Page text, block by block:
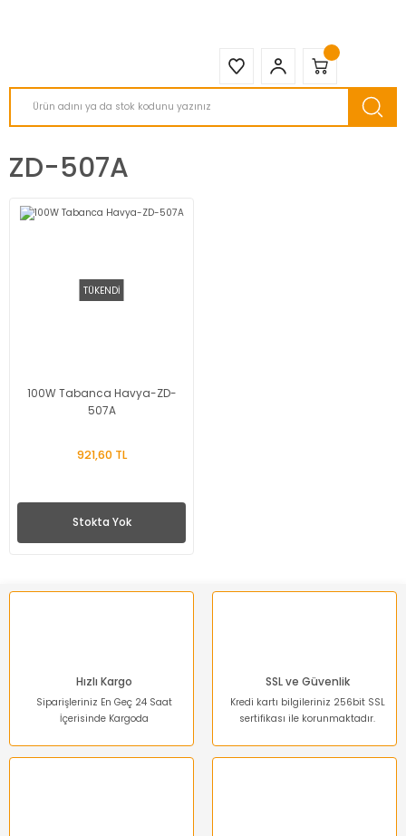
ZD-507A
TÜKENDİ
100W Tabanca Havya-ZD-
507A
921,60 TL
Stokta Yok
Hızlı Kargo
Siparişleriniz En Geç 24 Saat
İçerisinde Kargoda
SSL ve Güvenlik
Kredi kartı bilgileriniz 256bit SSL
sertifikası ile korunmaktadır.